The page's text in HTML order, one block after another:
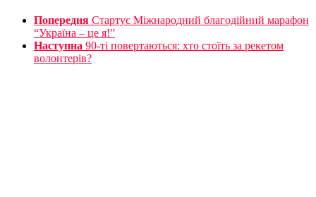
Попередня Стартує Міжнародний благодійний марафон
“Україна – це я!”
Наступна 90-ті повертаються: хто стоїть за рекетом
волонтерів?